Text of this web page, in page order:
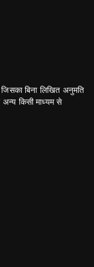
बिना लिखित अनुमति
किसी माध्यम से